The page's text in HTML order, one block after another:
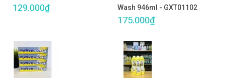
129.000₫
Wash 946ml - GXT01102
175.000₫